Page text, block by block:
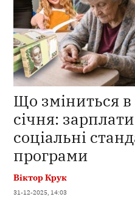
Що зміниться в
січня:
соціальні
програми
Віктор Крук
31-12-2025, 14:03